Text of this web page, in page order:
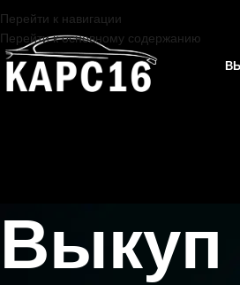
Перейти к навигации
Перейти к основному содержанию
Выкуп